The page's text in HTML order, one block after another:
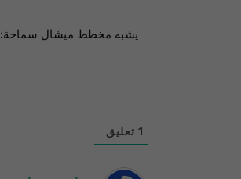
1 تعليق